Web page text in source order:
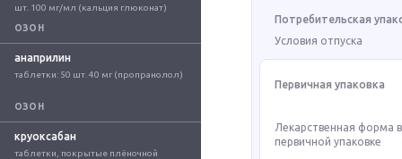
шт. 100 мг/мл (кальция глюконат)
ОЗОН
анаприлин
таблетки: 50 шт. 40 мг (пропранолол)
ОЗОН
круоксабан
таблетки, покрытые плёночной
Потребительская
Условия отпуска
Первичная упаковка
Лекарственная форма
первичной упаковке